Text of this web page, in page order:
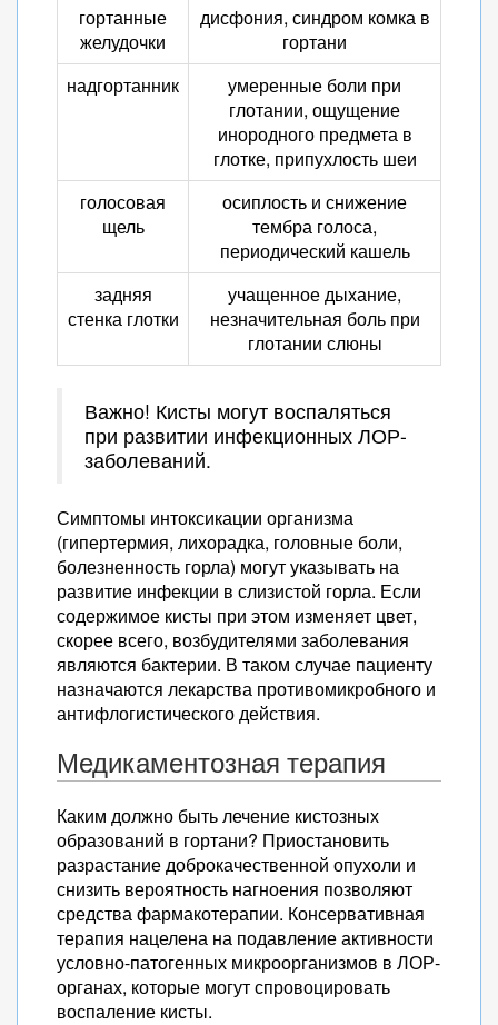
гортанные
желудочки
дисфония, синдром комка в
гортани
надгортанник
умеренные боли при
глотании, ощущение
инородного предмета в
глотке, припухлость шеи
голосовая
щель
осиплость и снижение
тембра голоса,
периодический кашель
задняя
стенка глотки
учащенное дыхание,
незначительная боль при
глотании слюны
Важно! Кисты могут воспаляться
при развитии инфекционных ЛОР-
заболеваний.
Симптомы интоксикации организма
(гипертермия, лихорадка, головные боли,
болезненность горла) могут указывать на
развитие инфекции в слизистой горла. Если
содержимое кисты при этом изменяет цвет,
скорее всего, возбудителями заболевания
являются бактерии. В таком случае пациенту
назначаются лекарства противомикробного и
антифлогистического действия.
Медикаментозная терапия
Каким должно быть лечение кистозных
образований в гортани? Приостановить
разрастание доброкачественной опухоли и
снизить вероятность нагноения позволяют
средства фармакотерапии. Консервативная
терапия нацелена на подавление активности
условно-патогенных микроорганизмов в ЛОР-
органах, которые могут спровоцировать
воспаление кисты.